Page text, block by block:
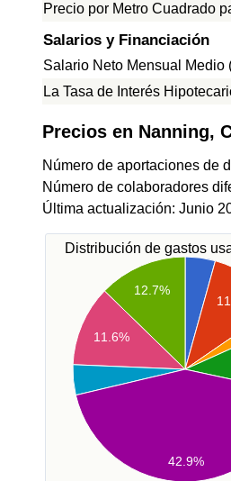
Precio por Metro Cuadrado
Salarios y Financiación
Salario Neto Mensual Medio
La Tasa de Interés
Precios en Nanning,
Número de aportaciones de
Número de colaboradores
Última actualización: Junio
Distribución de gastos
12.7%
11.6%
42.9%